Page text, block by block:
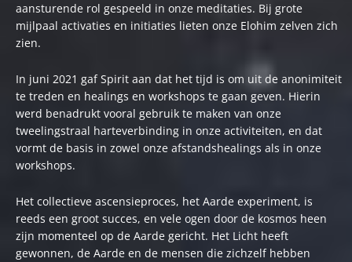
aansturende rol gespeeld in onze meditaties. Bij grote
mijlpaal activaties en initiaties lieten onze Elohim zelven zich
zien.
In juni 2021 gaf Spirit aan dat het tijd is om uit de anonimiteit
te treden en healings en workshops te gaan geven. Hierin
werd benadrukt vooral gebruik te maken van onze
tweelingstraal harteverbinding in onze activiteiten, en dat
vormt de basis in zowel onze afstandshealings als in onze
workshops.
Het collectieve ascensieproces, het Aarde experiment, is
reeds een groot succes, en vele ogen door de kosmos heen
zijn momenteel op de Aarde gericht. Het Licht heeft
gewonnen, de Aarde en de mensen die zichzelf hebben